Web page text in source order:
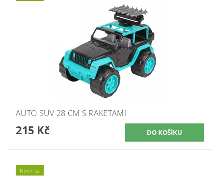
AUTO SUV 28 CM S RAKETAMI
215 Kč
Novinka